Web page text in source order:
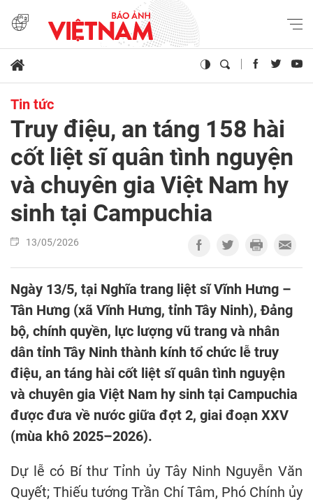
Tin tức
Truy điệu, an táng 158 hài
cốt liệt sĩ quân tình nguyện
và chuyên gia Việt Nam hy
sinh tại Campuchia
13/05/2026
Ngày 13/5, tại Nghĩa trang liệt sĩ Vĩnh Hưng –
Tân Hưng (xã Vĩnh Hưng, tỉnh Tây Ninh), Đảng
bộ, chính quyền, lực lượng vũ trang và nhân
dân tỉnh Tây Ninh thành kính tổ chức lễ truy
điệu, an táng hài cốt liệt sĩ quân tình nguyện
và chuyên gia Việt Nam hy sinh tại Campuchia
được đưa về nước giữa đợt 2, giai đoạn XXV
(mùa khô 2025–2026).
Dự lễ có Bí thư Tỉnh ủy Tây Ninh Nguyễn Văn
Quyết; Thiếu tướng Trần Chí Tâm, Phó Chính ủy